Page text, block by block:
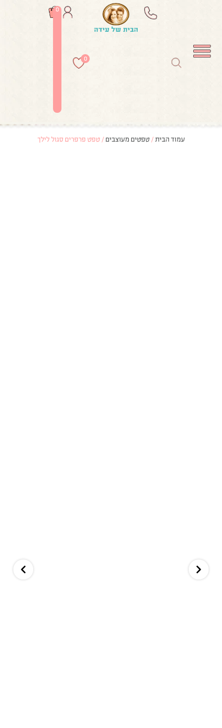
0
0
עמוד הבית/ טפטים מעוצבים/ טפט פרפרים סגול לילך